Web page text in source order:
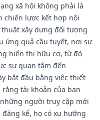
xã hội không phải là
chiến lược kết hợp nội
xây dựng đối tượng
ứng quả cầu tuyết, nơi sự
hiển thị hữu cơ, từ đó
sự quan tâm đến
bắt đầu bằng việc thiết
tài khoản của bạn
người truy cập mới
kể, họ có xu hướng